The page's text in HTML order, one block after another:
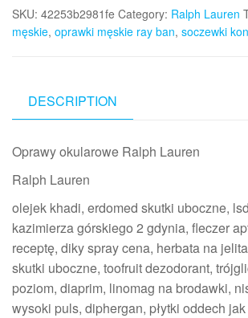
SKU: 42253b2981fe Category: Ralph Lauren
męskie, oprawki męskie ray ban, soczewki
DESCRIPTION
Oprawy okularowe Ralph Lauren
Ralph Lauren
olejek khadi, erdomed skutki uboczne,
kazimierza górskiego 2 gdynia, fleczer
receptę, diky spray cena, herbata na
skutki uboczne, toofruit dezodorant,
poziom, diaprim, linomag na brodawki,
wysoki puls, diphergan, płytki oddech